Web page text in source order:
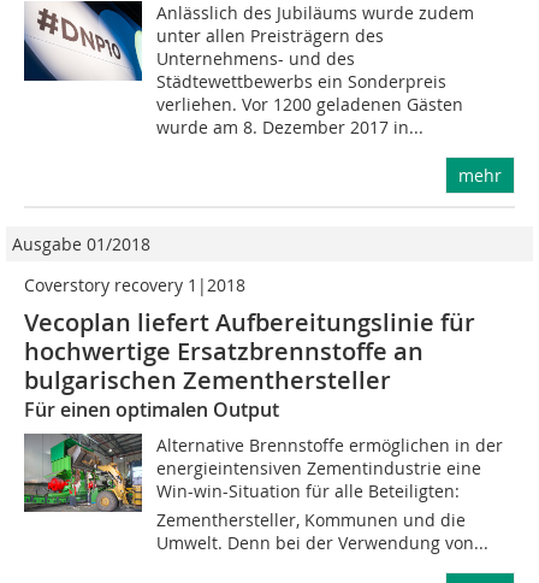
Anlässlich des Jubiläums wurde zudem
unter allen Preisträgern des
Unternehmens- und des
Städtewettbewerbs ein Sonderpreis
verliehen. Vor 1200 geladenen Gästen
wurde am 8. Dezember 2017 in...
mehr
Ausgabe 01/2018
Coverstory recovery 1|2018
Vecoplan liefert Aufbereitungslinie für
hochwertige Ersatzbrennstoffe an
bulgarischen Zementhersteller
Für einen optimalen Output
Alternative Brennstoffe ermöglichen in der
energieintensiven Zementindustrie eine
Win-win-Situation für alle Beteiligten:
Zementhersteller, Kommunen und die
Umwelt. Denn bei der Verwendung von...